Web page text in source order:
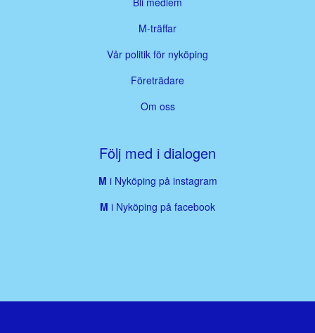
M-träffar
Vår politik för nyköping
Företrädare
Om oss
Följ med i dialogen
M i Nyköping på instagram
M i Nyköping på facebook